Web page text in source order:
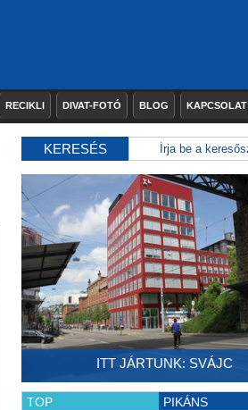
RECIKLI DIVAT-FOTÓ BLOG KAPCSOLAT
KERESÉS
ITT JÁRTUNK: SVÁJC
TOP PIKÁNS